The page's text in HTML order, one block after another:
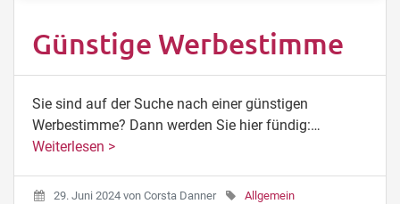
Günstige Werbestimme
Sie sind auf der Suche nach einer günstigen
Werbestimme? Dann werden Sie hier fündig:…
Weiterlesen >
29. Juni 2024 von Corsta Danner Allgemein